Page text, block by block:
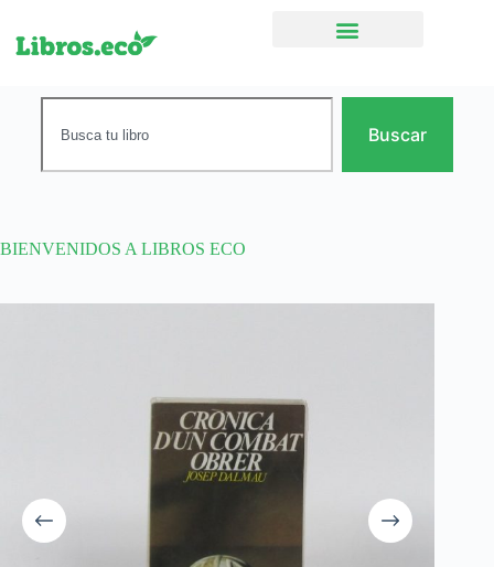
Buscar
BIENVENIDOS A LIBROS ECO